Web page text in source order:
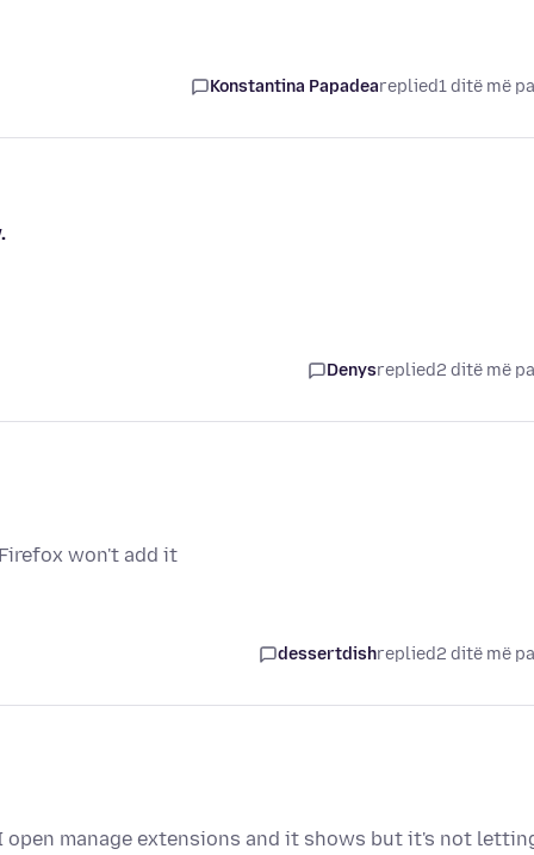
Konstantina Papadeareplied1 ditë më
Denysreplied2 ditë më
won't add it
dessertdishreplied2 ditë më
manage extensions and it shows but it's not